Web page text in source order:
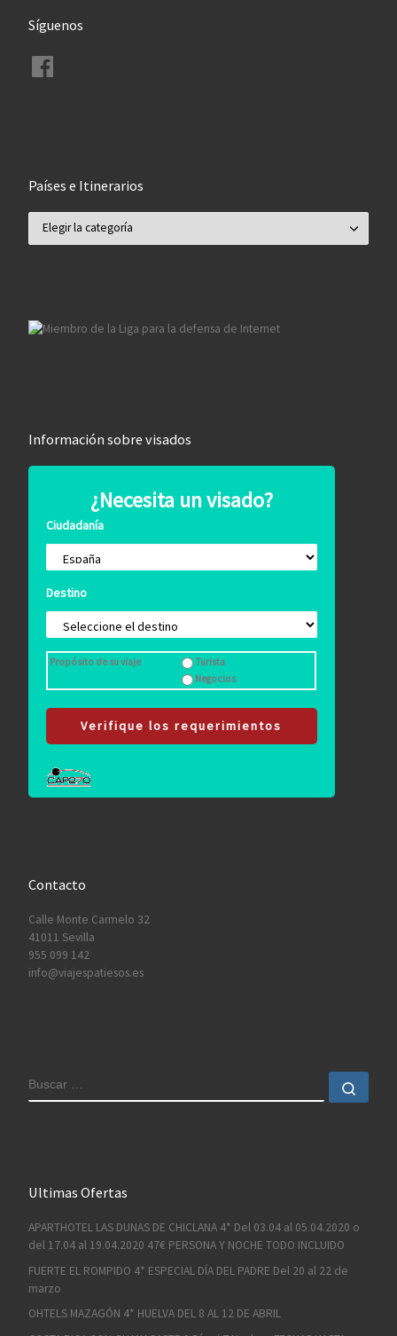
Síguenos
Facebook
Países e Itinerarios
Información sobre visados
¿Necesita un visado?
Ciudadanía
Destino
Propósito de su viaje
Turista
Negocios
Verifique los requerimientos
Contacto
Calle Monte Carmelo 32
41011 Sevilla
955 099 142
info@viajespatiesos.es
BUSCAR
Ultimas Ofertas
APARTHOTEL LAS DUNAS DE CHICLANA 4* Del 03.04 al 05.04.2020 o
del 17.04 al 19.04.2020 47€ PERSONA Y NOCHE TODO INCLUIDO
FUERTE EL ROMPIDO 4* ESPECIAL DÍA DEL PADRE Del 20 al 22 de
marzo
OHTELS MAZAGÓN 4* HUELVA DEL 8 AL 12 DE ABRIL